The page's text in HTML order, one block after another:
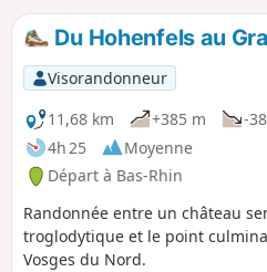
Du Hohenfels au
Visorandonneur
11,68 km
+385 m
-
4h 25
Moyenne
Départ à Bas-Rhin
Randonnée entre un château
troglodytique et le point
Vosges du Nord.